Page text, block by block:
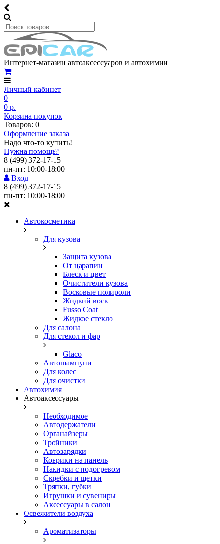
Интернет-магазин автоаксессуаров и автохимии
Личный кабинет
0
0 р.
Корзина покупок
Товаров: 0
Оформление заказа
Надо что-то купить!
Нужна помощь?
8 (499) 372-17-15
пн-пт: 10:00-18:00
Вход
8 (499) 372-17-15
пн-пт: 10:00-18:00
Автокосметика
Для кузова
Защита кузова
От царапин
Блеск и цвет
Очистители кузова
Восковые полироли
Жидкий воск
Fusso Coat
Жидкое стекло
Для салона
Для стекол и фар
Glaco
Автошампуни
Для колес
Для очистки
Автохимия
Автоаксессуары
Необходимое
Автодержатели
Органайзеры
Тройники
Автозарядки
Коврики на панель
Накидки с подогревом
Скребки и щетки
Тряпки, губки
Игрушки и сувениры
Аксессуары в салон
Освежители воздуха
Ароматизаторы